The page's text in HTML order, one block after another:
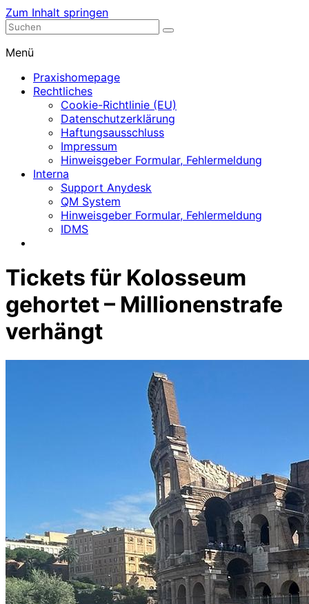
Zum Inhalt springen
Nephrologische Praxis mit Dialyse
Menü
Praxishomepage
Rechtliches
Cookie-Richtlinie (EU)
Datenschutzerklärung
Haftungsausschluss
Impressum
Hinweisgeber Formular, Fehlermeldung
Interna
Support Anydesk
QM System
Hinweisgeber Formular, Fehlermeldung
IDMS
Tickets für Kolosseum
gehortet – Millionenstrafe
verhängt